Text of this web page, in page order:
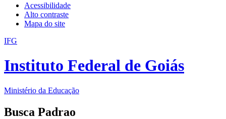
Acessibilidade
Alto contraste
Mapa do site
IFG
Instituto Federal de Goiás
Ministério da Educação
Busca Padrao